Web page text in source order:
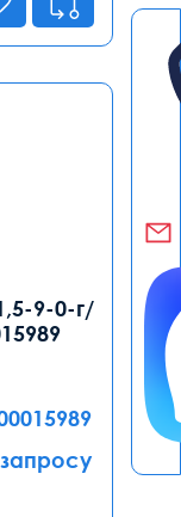
9-0-г/